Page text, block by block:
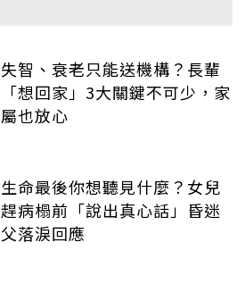
失智、衰老只能送機構？長輩
「想回家」3大關鍵不可少，家
屬也放心
生命最後你想聽見什麼？女兒
趕病榻前「說出真心話」昏迷
父落淚回應